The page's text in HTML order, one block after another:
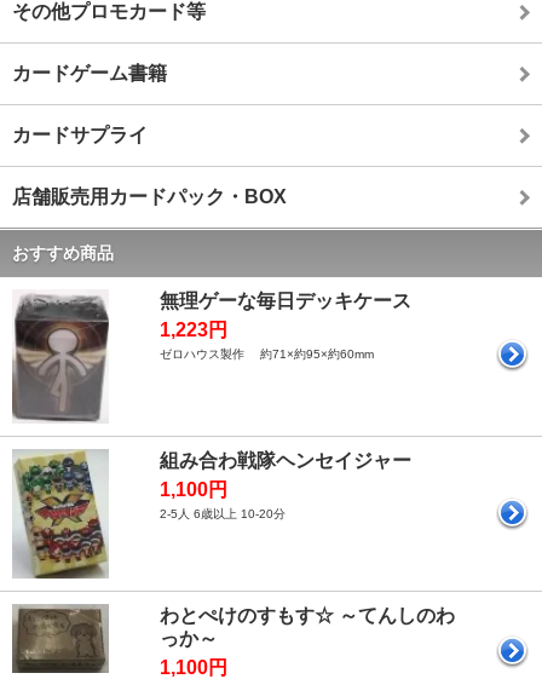
その他プロモカード等
カードゲーム書籍
カードサプライ
店舗販売用カードパック・BOX
おすすめ商品
無理ゲーな毎日デッキケース
1,223円
ゼロハウス製作 約71×約95×約60mm
組み合わ戦隊ヘンセイジャー
1,100円
2-5人 6歳以上 10-20分
わとぺけのすもす☆ ～てんしのわ
っか～
1,100円